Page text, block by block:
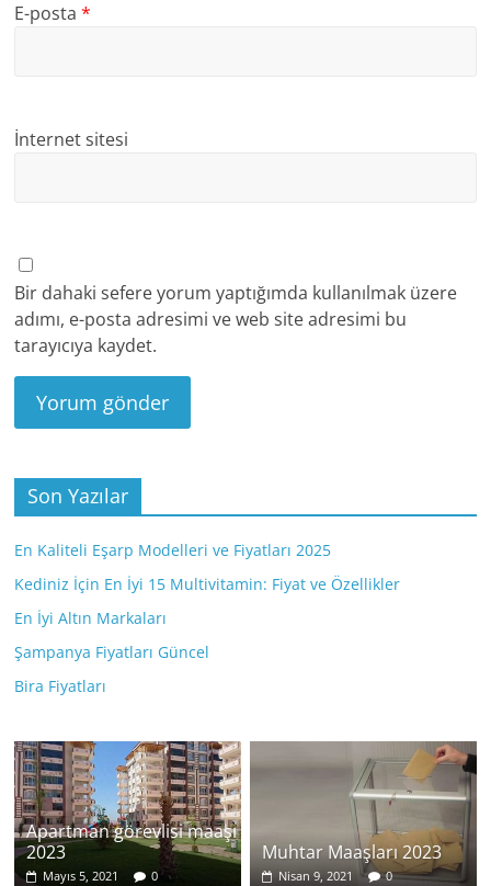
E-posta*
İnternet sitesi
Bir dahaki sefere yorum yaptığımda kullanılmak üzere
adımı, e-posta adresimi ve web site adresimi bu
tarayıcıya kaydet.
Son Yazılar
En Kaliteli Eşarp Modelleri ve Fiyatları 2025
Kediniz İçin En İyi 15 Multivitamin: Fiyat ve Özellikler
En İyi Altın Markaları
Şampanya Fiyatları Güncel
Bira Fiyatları
Apartman görevlisi maaşı
2023
Mayıs 5, 2021 0
Muhtar Maaşları 2023
Nisan 9, 2021 0